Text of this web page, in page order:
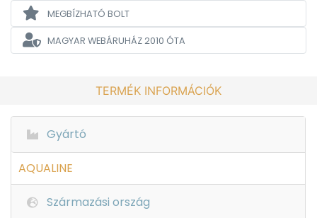
MEGBÍZHATÓ BOLT
MAGYAR WEBÁRUHÁZ2010 ÓTA
TERMÉK INFORMÁCIÓK
Gyártó
AQUALINE
Származási ország